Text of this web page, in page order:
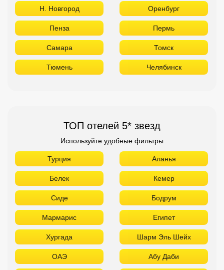
Н. Новгород Оренбург
Пенза Пермь
Самара Томск
Тюмень Челябинск
ТОП отелей 5* звезд
Используйте удобные фильтры
Турция Аланья
Белек Кемер
Сиде Бодрум
Мармарис Египет
Хургада Шарм Эль Шейх
ОАЭ Абу Даби